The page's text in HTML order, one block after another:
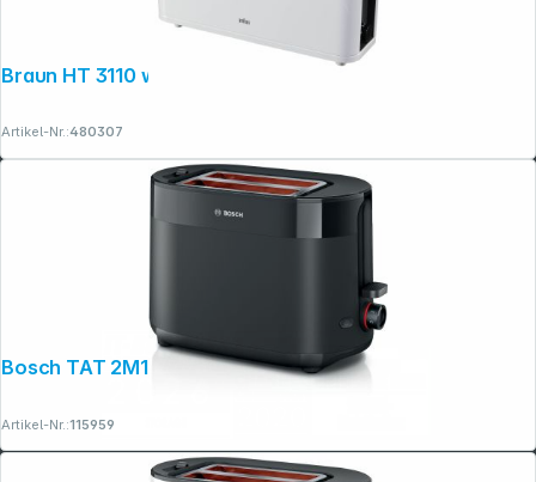
Braun HT 3110 weiß
Artikel-Nr.:480307
Bosch TAT 2M123 MyMoment schwarz
Artikel-Nr.:115959